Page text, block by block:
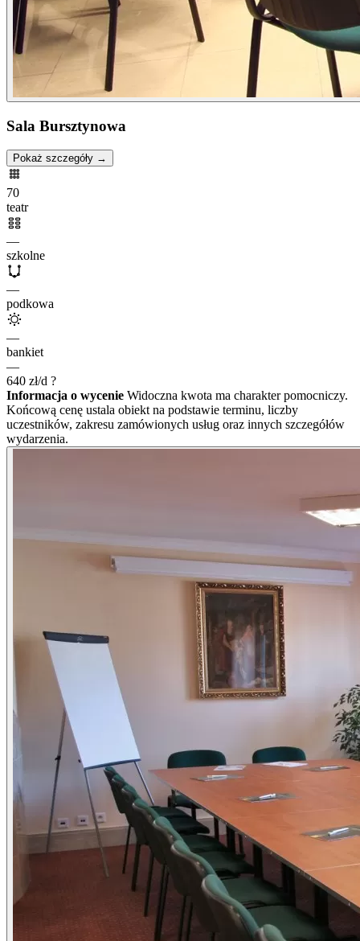
Sala Bursztynowa
Pokaż szczegóły →
70
teatr
—
szkolne
—
podkowa
—
bankiet
—
640 zł/d ?
Informacja o wycenie Widoczna kwota ma charakter pomocniczy.
Końcową cenę ustala obiekt na podstawie terminu, liczby
uczestników, zakresu zamówionych usług oraz innych szczegółów
wydarzenia.